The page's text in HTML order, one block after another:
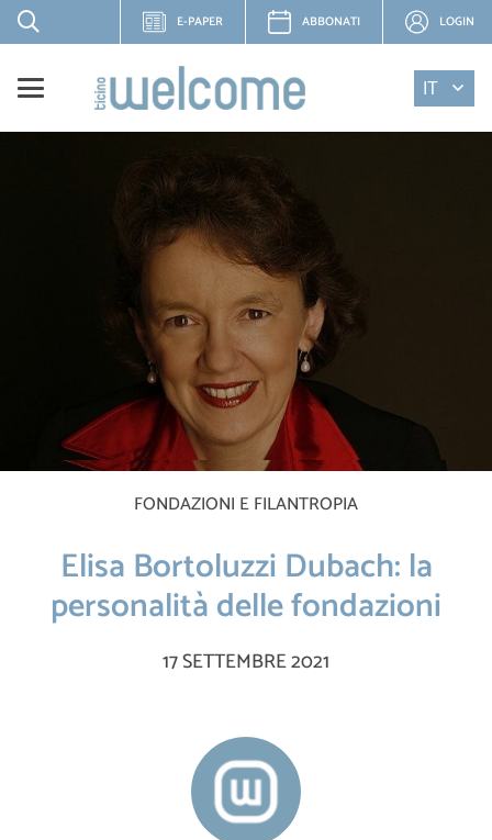
E-PAPER ABBONATI LOGIN
IT
FONDAZIONI E FILANTROPIA
Elisa Bortoluzzi Dubach: la
personalità delle fondazioni
17 SETTEMBRE 2021